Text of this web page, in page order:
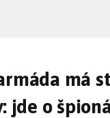
má
jde o